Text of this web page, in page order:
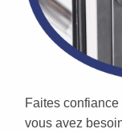
Faites confiance
vous avez